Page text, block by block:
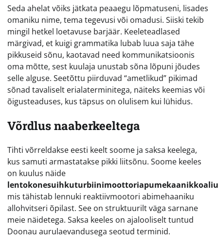
Seda ahelat võiks jätkata peaaegu lõpmatuseni, lisades
omaniku nime, tema tegevusi või omadusi. Siiski tekib
mingil hetkel loetavuse barjäär. Keeleteadlased
märgivad, et kuigi grammatika lubab luua saja tähe
pikkuseid sõnu, kaotavad need kommunikatsioonis
oma mõtte, sest kuulaja unustab sõna lõpuni jõudes
selle alguse. Seetõttu piirduvad “ametlikud” pikimad
sõnad tavaliselt erialaterminitega, näiteks keemias või
õigusteaduses, kus täpsus on olulisem kui lühidus.
Võrdlus naaberkeeltega
Tihti võrreldakse eesti keelt soome ja saksa keelega,
kus samuti armastatakse pikki liitsõnu. Soome keeles
on kuulus näide
mis tähistab lennuki reaktiivmootori abimehaaniku
allohvitseri õpilast. See on struktuurilt väga sarnane
meie näidetega. Saksa keeles on ajalooliselt tuntud
Doonau aurulaevandusega seotud terminid.